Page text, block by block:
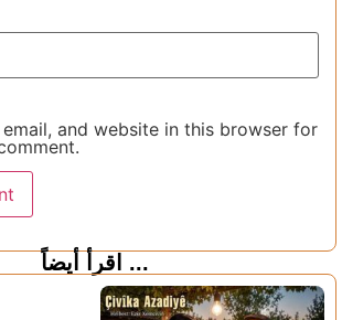
email, and website in this browser for
اقرأ أيضاً ...